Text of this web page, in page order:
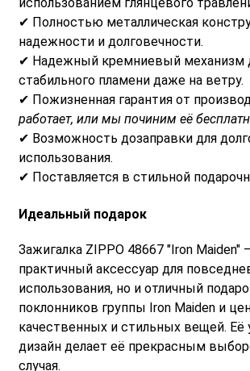
использованием глянцевого
✔ Полностью металлическая
надежности и долговечности.
✔ Надежный кремниевый механизм
стабильного пламени даже на ветру.
✔ Пожизненная гарантия от
работает, или мы починим её
✔ Возможность дозаправки для
использования.
✔ Поставляется в стильной
Идеальный подарок
Зажигалка ZIPPO 48667 "Iron Maiden"
практичный аксессуар для
использования, но и отличный
поклонников группы Iron Maiden и
качественных и стильных вещей. Её
дизайн делает её прекрасным
случая.